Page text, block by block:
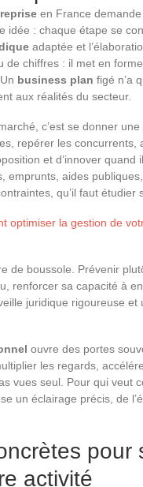
en France
idée : chaque étape se
adaptée et
de chiffres : il met en
business plan figé n’a
aux réalités du secteur.
c’est se donner
repérer les concurrents,
et d’innover quand
emprunts, aides
qu’il faut étudier
optimiser la gestion de
de boussole. Prévenir
renforcer sa capacité à
juridique rigoureuse
ouvre des portes
les regards,
vues seul. Pour qui veut
un éclairage précis, de
pour
activité